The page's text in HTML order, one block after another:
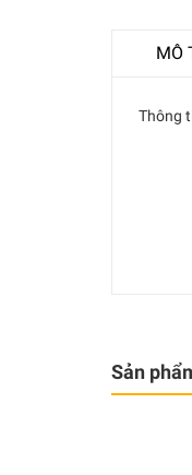
MÔ
Thông
Sản